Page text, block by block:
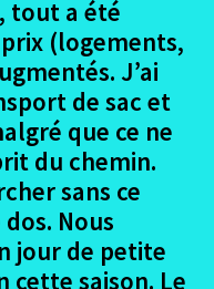
menu
enfant
Ouvrir
le
menu
Ouvrir
le
menu
Ouvrir
tout a été
(logements,
J’ai
de sac et
que ce ne
du chemin.
sans ce
Nous
jour de petite
cette saison. Le